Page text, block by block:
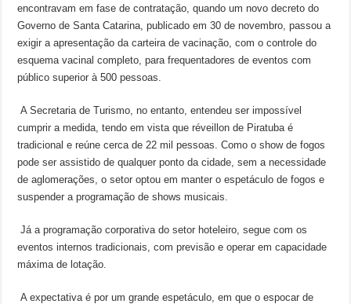
encontravam em fase de contratação, quando um novo decreto do
Governo de Santa Catarina, publicado em 30 de novembro, passou a
exigir a apresentação da carteira de vacinação, com o controle do
esquema vacinal completo, para frequentadores de eventos com
público superior à 500 pessoas.
A Secretaria de Turismo, no entanto, entendeu ser impossível
cumprir a medida, tendo em vista que réveillon de Piratuba é
tradicional e reúne cerca de 22 mil pessoas. Como o show de fogos
pode ser assistido de qualquer ponto da cidade, sem a necessidade
de aglomerações, o setor optou em manter o espetáculo de fogos e
suspender a programação de shows musicais.
Já a programação corporativa do setor hoteleiro, segue com os
eventos internos tradicionais, com previsão e operar em capacidade
máxima de lotação.
A expectativa é por um grande espetáculo, em que o espocar de